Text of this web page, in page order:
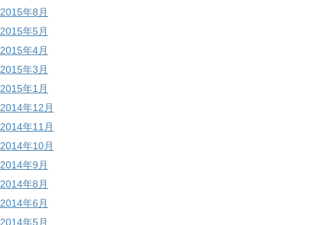
2015年8月
2015年5月
2015年4月
2015年3月
2015年1月
2014年12月
2014年11月
2014年10月
2014年9月
2014年8月
2014年6月
2014年5月